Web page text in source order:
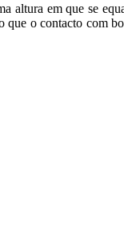
altura em que se
que o contacto com